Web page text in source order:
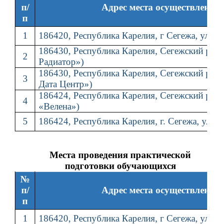
п/
п
Адрес места
1
186420, Республика Карелия, г Сегежа, ул.
2
186430, Республика Карелия, Сегежский
Радиатор»)
3
186430, Республика Карелия, Сегежский
Дата Центр»)
4
186424, Республика Карелия, Сегежский р-
«Велена»)
5
186424, Республика Карелия, г. Сегежа,
Места проведения практической
подготовки обучающихся
№
п/
п
Адрес места
1
186420, Республика Карелия, г Сегежа, ул.